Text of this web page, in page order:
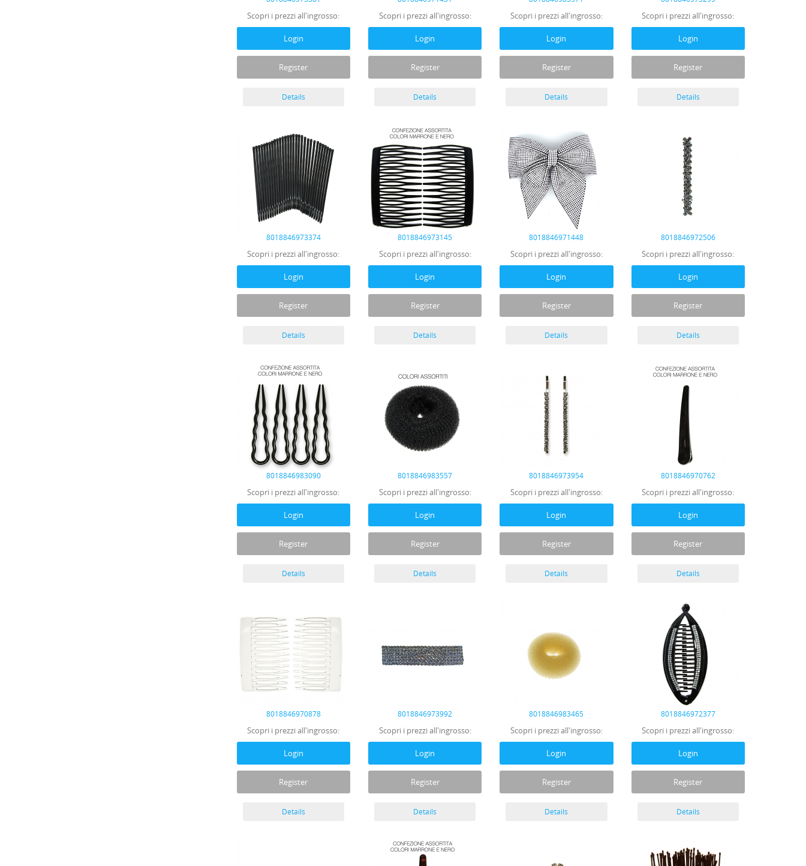
Scopri i prezzi all'ingrosso:
Login
Register
Details
Scopri i prezzi all'ingrosso:
Login
Register
Details
Scopri i prezzi all'ingrosso:
Login
Register
Details
Scopri i prezzi all'ingrosso:
Login
Register
Details
8018846973374
Scopri i prezzi all'ingrosso:
Login
Register
Details
8018846973145
Scopri i prezzi all'ingrosso:
Login
Register
Details
8018846971448
Scopri i prezzi all'ingrosso:
Login
Register
Details
8018846972506
Scopri i prezzi all'ingrosso:
Login
Register
Details
8018846983090
Scopri i prezzi all'ingrosso:
Login
Register
Details
8018846983557
Scopri i prezzi all'ingrosso:
Login
Register
Details
8018846973954
Scopri i prezzi all'ingrosso:
Login
Register
Details
8018846970762
Scopri i prezzi all'ingrosso:
Login
Register
Details
8018846970878
Scopri i prezzi all'ingrosso:
Login
Register
Details
8018846973992
Scopri i prezzi all'ingrosso:
Login
Register
Details
8018846983465
Scopri i prezzi all'ingrosso:
Login
Register
Details
8018846972377
Scopri i prezzi all'ingrosso:
Login
Register
Details